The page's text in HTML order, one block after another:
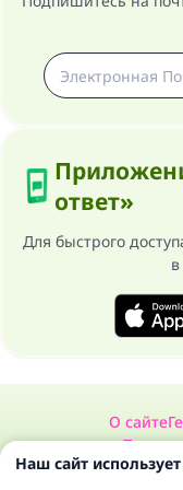
ответ»
Для быстрого
О сайте
Сайт «Ислам: вопрос
Наш сайт